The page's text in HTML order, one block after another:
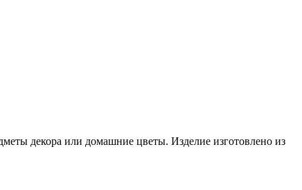
декора или домашние цветы. Изделие изготовлено из